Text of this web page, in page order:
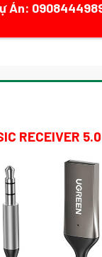
Án:
RECEIVER